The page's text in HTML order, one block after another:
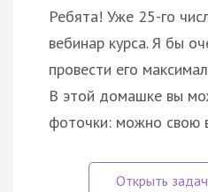
Ребята! Уже 25-го
вебинар курса. Я бы
провести его
В этой домашке вы
фоточки: можно свою